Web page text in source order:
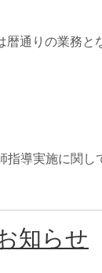
通りの業務と
指導実施に関
知らせ